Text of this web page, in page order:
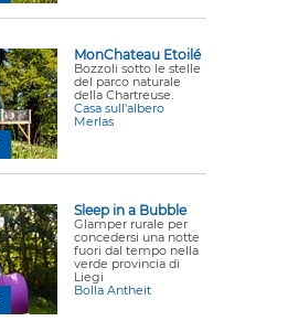
MonChateau Etoilé
Bozzoli sotto le stelle
del parco naturale
della Chartreuse.
Casa sull'albero
Merlas
Sleep in a Bubble
Glamper rurale per
concedersi una notte
fuori dal tempo nella
verde provincia di
Liegi
Bolla Antheit